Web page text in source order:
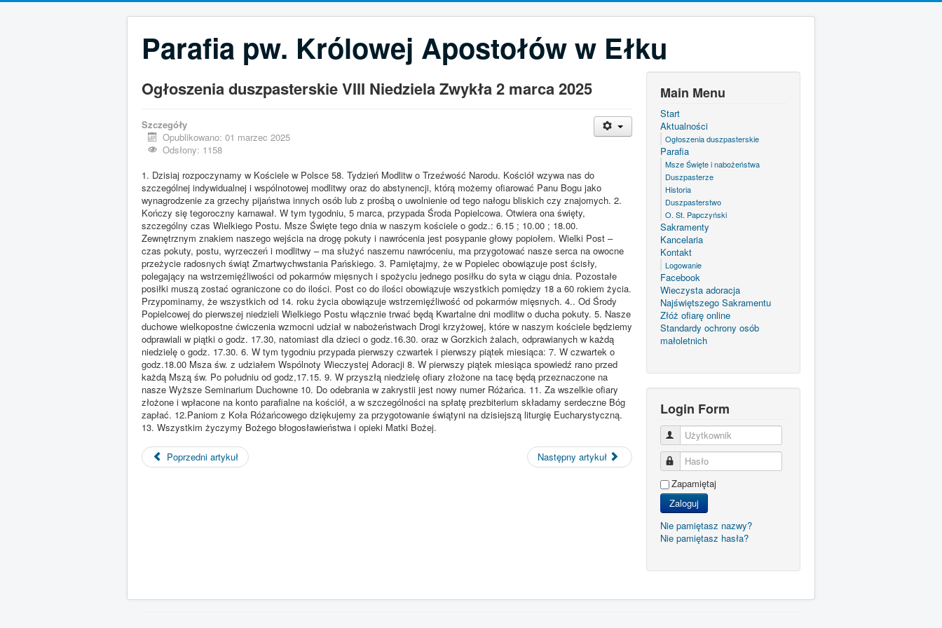
Parafia pw. Królowej Apostołów w Ełku
Ogłoszenia duszpasterskie VIII Niedziela Zwykła 2 marca 2025
Szczegóły
Opublikowano: 01 marzec 2025
Odsłony: 1158
1. Dzisiaj rozpoczynamy w Kościele w Polsce 58. Tydzień Modlitw o Trzeźwość Narodu. Kościół wzywa nas do
szczególnej indywidualnej i wspólnotowej modlitwy oraz do abstynencji, którą możemy ofiarować Panu Bogu jako
wynagrodzenie za grzechy pijaństwa innych osób lub z prośbą o uwolnienie od tego nałogu bliskich czy znajomych. 2.
Kończy się tegoroczny karnawał. W tym tygodniu, 5 marca, przypada Środa Popielcowa. Otwiera ona święty,
szczególny czas Wielkiego Postu. Msze Święte tego dnia w naszym kościele o godz.: 6.15 ; 10.00 ; 18.00.
Zewnętrznym znakiem naszego wejścia na drogę pokuty i nawrócenia jest posypanie głowy popiołem. Wielki Post –
czas pokuty, postu, wyrzeczeń i modlitwy – ma służyć naszemu nawróceniu, ma przygotować nasze serca na owocne
przeżycie radosnych świąt Zmartwychwstania Pańskiego. 3. Pamiętajmy, że w Popielec obowiązuje post ścisły,
polegający na wstrzemięźliwości od pokarmów mięsnych i spożyciu jednego posiłku do syta w ciągu dnia. Pozostałe
posiłki muszą zostać ograniczone co do ilości. Post co do ilości obowiązuje wszystkich pomiędzy 18 a 60 rokiem życia.
Przypominamy, że wszystkich od 14. roku życia obowiązuje wstrzemięźliwość od pokarmów mięsnych. 4.. Od Środy
Popielcowej do pierwszej niedzieli Wielkiego Postu włącznie trwać będą Kwartalne dni modlitw o ducha pokuty. 5. Nasze
duchowe wielkopostne ćwiczenia wzmocni udział w nabożeństwach Drogi krzyżowej, które w naszym kościele będziemy
odprawiali w piątki o godz. 17.30, natomiast dla dzieci o godz.16.30. oraz w Gorzkich żalach, odprawianych w każdą
niedzielę o godz. 17.30. 6. W tym tygodniu przypada pierwszy czwartek i pierwszy piątek miesiąca: 7. W czwartek o
godz.18.00 Msza św. z udziałem Wspólnoty Wieczystej Adoracji 8. W pierwszy piątek miesiąca spowiedź rano przed
każdą Mszą św. Po południu od godz,17.15. 9. W przyszłą niedzielę ofiary złożone na tacę będą przeznaczone na
nasze Wyższe Seminarium Duchowne 10. Do odebrania w zakrystii jest nowy numer Różańca. 11. Za wszelkie ofiary
złożone i wpłacone na konto parafialne na kościół, a w szczególności na spłatę prezbiterium składamy serdeczne Bóg
zapłać. 12.Paniom z Koła Różańcowego dziękujemy za przygotowanie świątyni na dzisiejszą liturgię Eucharystyczną.
13. Wszystkim życzymy Bożego błogosławieństwa i opieki Matki Bożej.
Poprzedni artykuł Następny artykuł
Main Menu
Start
Aktualności
Ogłoszenia duszpasterskie
Parafia
Msze Święte i nabożeństwa
Duszpasterze
Historia
Duszpasterstwo
O. St. Papczyński
Sakramenty
Kancelaria
Kontakt
Logowanie
Facebook
Wieczysta adoracja
Najświętszego Sakramentu
Złóż ofiarę online
Standardy ochrony osób
małoletnich
Login Form
Użytkownik
Hasło
Zapamiętaj
Zaloguj
Nie pamiętasz nazwy?
Nie pamiętasz hasła?